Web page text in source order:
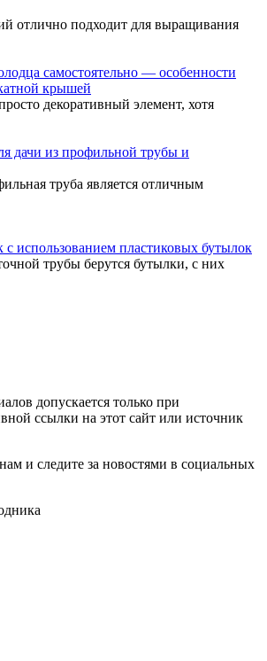
отлично подходит для выращивания
самостоятельно — особенности
крышей
декоративный элемент, хотя
дачи из профильной трубы и
труба является отличным
с использованием пластиковых бутылок
трубы берутся бутылки, с них
допускается только при
ссылки на этот сайт или источник
и следите за новостями в социальных